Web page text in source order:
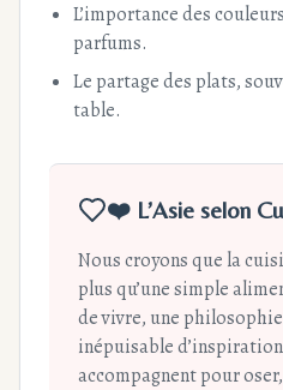
L’importance des
parfums.
Le partage des plats,
table.
❤️ L’Asie selon
Nous croyons que la
plus qu’une simple
de vivre, une
inépuisable
accompagnent pour